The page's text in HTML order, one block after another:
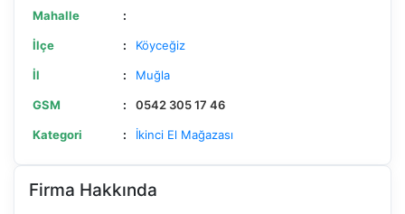
Mahalle :
İlçe : Köyceğiz
İl : Muğla
GSM : 0542 305 17 46
Kategori : İkinci El Mağazası
Firma Hakkında